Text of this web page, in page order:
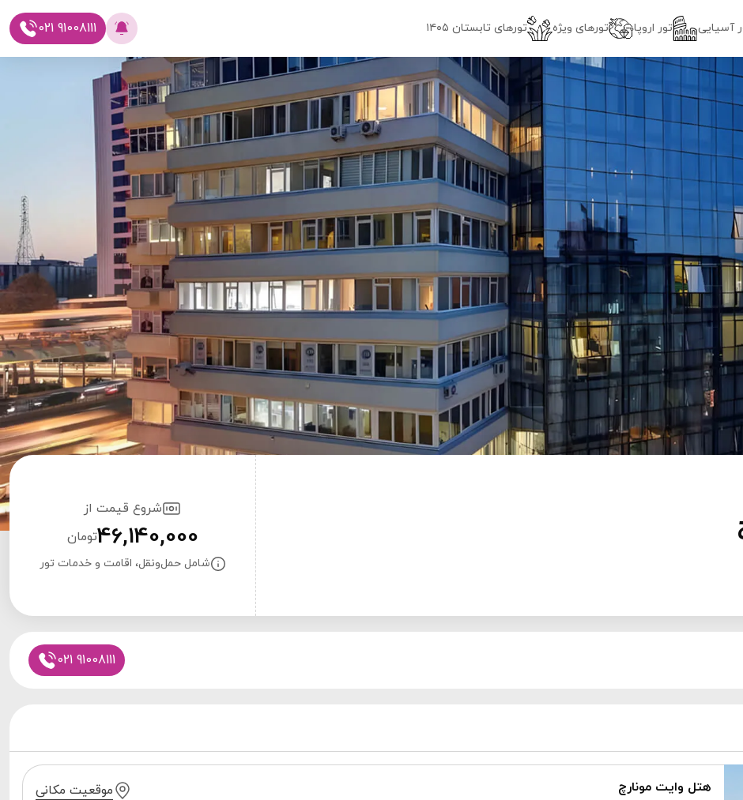
آسیایی تور اروپا تورهای ویژه تور‌های تابستان ۱۴۰۵ 021 91008111
شروع قیمت از
46,140,000تومان
شامل حمل‌ونقل، اقامت و خدمات تور
021 91008111
هتل وایت مونارچ موقعیت مکانی